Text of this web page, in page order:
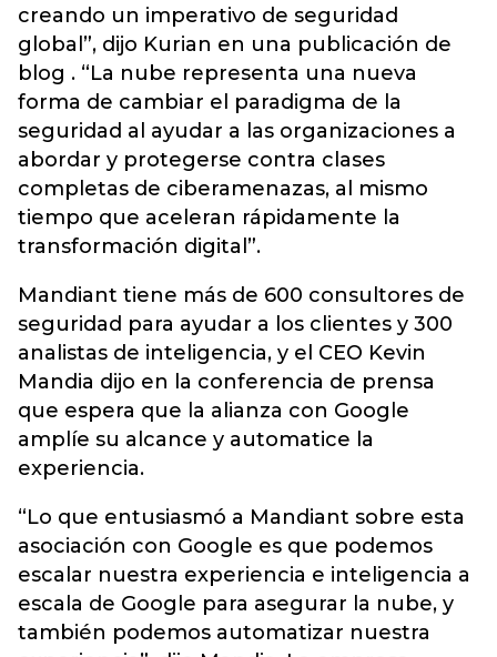
creando un imperativo de seguridad
global”, dijo Kurian en una publicación de
blog . “La nube representa una nueva
forma de cambiar el paradigma de la
seguridad al ayudar a las organizaciones a
abordar y protegerse contra clases
completas de ciberamenazas, al mismo
tiempo que aceleran rápidamente la
transformación digital”.
Mandiant tiene más de 600 consultores de
seguridad para ayudar a los clientes y 300
analistas de inteligencia, y el CEO Kevin
Mandia dijo en la conferencia de prensa
que espera que la alianza con Google
amplíe su alcance y automatice la
experiencia.
“Lo que entusiasmó a Mandiant sobre esta
asociación con Google es que podemos
escalar nuestra experiencia e inteligencia a
escala de Google para asegurar la nube, y
también podemos automatizar nuestra